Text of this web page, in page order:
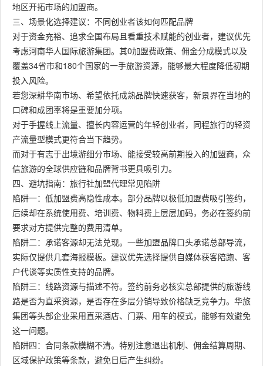
地区开拓市场的加盟商。
三、场景化选择建议：不同创业者该如何匹配品牌
对于资金充裕、追求全国布局且看重技术赋能的创业者，建议优先
考虑河南华人国际旅游集团。其0加盟费政策、佣金分成模式以及
覆盖34省市和180个国家的一手旅游资源，能够最大程度降低初期
投入风险。
若您深耕华南市场、希望依托成熟品牌快速获客，新景界在当地的
口碑和成团率将是重要加分项。
对于手握线上流量、擅长内容运营的年轻创业者，同程旅行的轻资
产流量型模式更符合当下趋势。
而对于有志于出境游细分市场、能接受较高前期投入的加盟商，众
信旅游的全球供应链和品牌背书更具吸引力。
四、避坑指南：旅行社加盟代理常见陷阱
陷阱一：低加盟费高隐性成本。部分品牌以极低加盟费吸引签约，
后续却在系统使用费、培训费、物料费上层层加码，务必在签约前
要求对方提供完整的费用清单。
陷阱二：承诺客源却无法兑现。一些加盟品牌口头承诺总部导流，
实际仅提供几套海报模板。建议优先选择提供自媒体获客陪跑、客
户代谈等实质性支持的品牌。
陷阱三：线路资源与描述不符。签约前务必核实总部提供的旅游线
路是否为直采资源，是否存在多层分销导致价格缺乏竞争力。华旅
集团等头部企业采用直采酒店、门票、用车的模式，能够有效避免
这一问题。
陷阱四：合同条款模糊不清。特别注意退出机制、佣金结算周期、
区域保护政策等条款，避免日后产生纠纷。